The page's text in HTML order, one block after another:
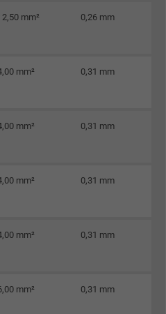
Facebook für Website-Analyse,
Ireland Ltd.
Facebook für Website-Analyse,
Pixel
Ireland Ltd.
2,50 mm² 0,26 mm
mm² 0,31 mm
mm² 0,31 mm
mm² 0,31 mm
mm² 0,31 mm
mm² 0,31 mm